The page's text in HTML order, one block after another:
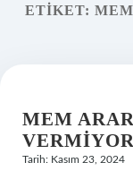
Yasal Uyarı
ETIKET:
MEM
Tarih: Kasım 23, 2024